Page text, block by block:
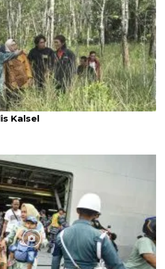
unsur TPKS dalam
Kalsel